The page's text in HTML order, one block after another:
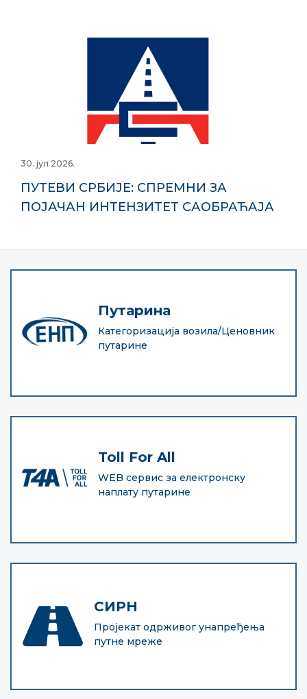
30. јул 2026.
ПУТЕВИ СРБИЈЕ: СПРЕМНИ ЗА
ПОЈАЧАН ИНТЕНЗИТЕТ САОБРАЋАЈА
Путарина
Категоризација возила/Ценовник
путарине
Toll For All
WEB сервис за електронску
наплату путарине
СИРН
Пројекат одрживог унапређења
путне мреже